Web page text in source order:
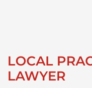
LOCAL
LAWYER